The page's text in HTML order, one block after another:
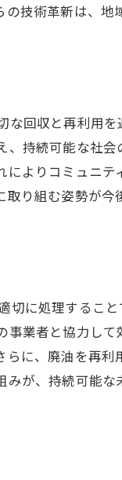
技術革新は、地
な回収と再利用
持続可能な社会
よりコミュニテ
り組む姿勢が今
切に処理するこ
業者と協力し
に、廃油を再利
が、持続可能な